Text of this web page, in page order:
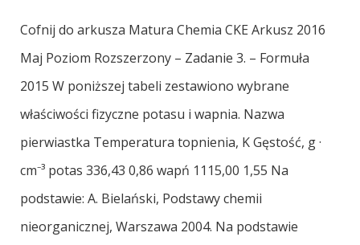
Cofnij do arkusza Matura Chemia CKE Arkusz 2016
Maj Poziom Rozszerzony – Zadanie 3. – Formuła
2015 W poniższej tabeli zestawiono wybrane
właściwości fizyczne potasu i wapnia. Nazwa
pierwiastka Temperatura topnienia, K Gęstość, g ·
cm⁻³ potas 336,43 0,86 wapń 1115,00 1,55 Na
podstawie: A. Bielański, Podstawy chemii
nieorganicznej, Warszawa 2004. Na podstawie